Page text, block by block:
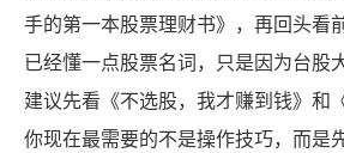
手的第一本股票理财书》，再回头看
已经懂一点股票名词，只是因为台股
建议先看《不选股，我才赚到钱》和
你现在最需要的不是操作技巧，而是